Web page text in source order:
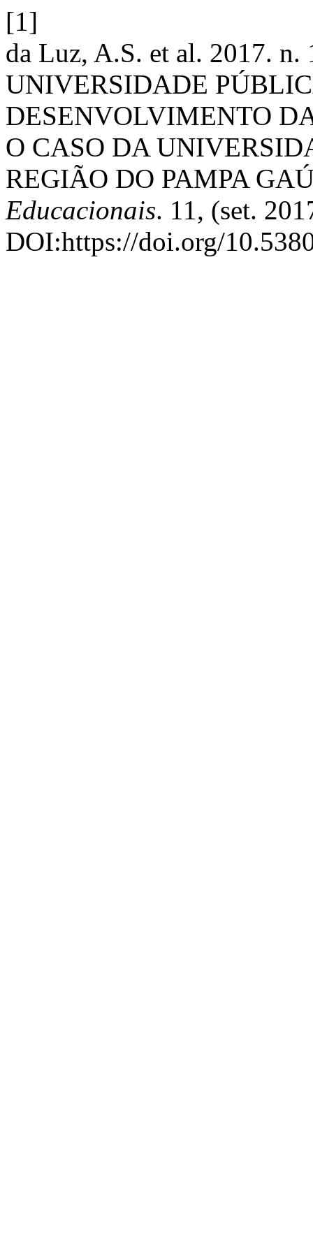
[1]
da Luz, A.S. et al. 2017.
UNIVERSIDADE
DESENVOLVIMENTO
O CASO DA
REGIÃO DO PAMPA
Educacionais. 11, (set.
DOI:https://doi.org/